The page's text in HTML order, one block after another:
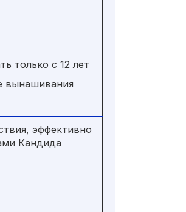
только с 12 лет
вынашивания
эффективно
Кандида